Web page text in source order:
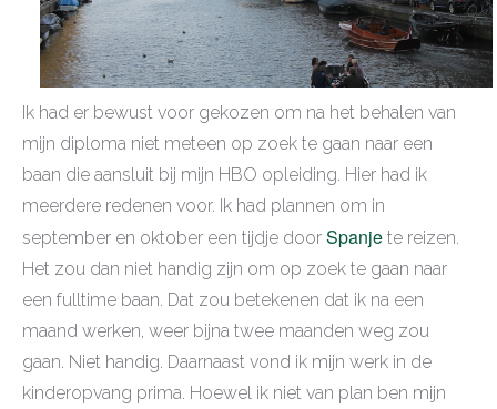
Ik had er bewust voor gekozen om na het behalen van
mijn diploma niet meteen op zoek te gaan naar een
baan die aansluit bij mijn HBO opleiding. Hier had ik
meerdere redenen voor. Ik had plannen om in
september en oktober een tijdje door Spanje te reizen.
Het zou dan niet handig zijn om op zoek te gaan naar
een fulltime baan. Dat zou betekenen dat ik na een
maand werken, weer bijna twee maanden weg zou
gaan. Niet handig. Daarnaast vond ik mijn werk in de
kinderopvang prima. Hoewel ik niet van plan ben mijn